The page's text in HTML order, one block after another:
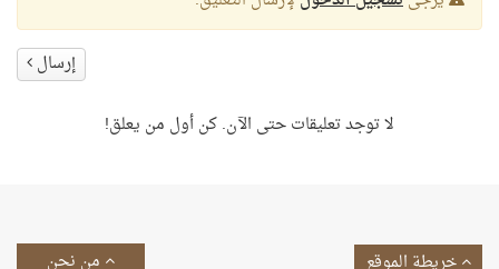
إرسال
لا توجد تعليقات حتى الآن. كن أول من يعلق!
من نحن خريطة الموقع